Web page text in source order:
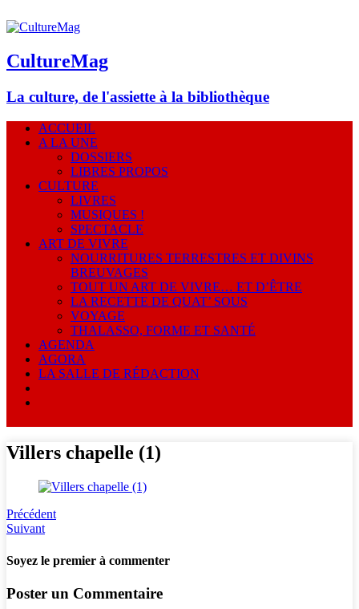
CultureMag
La culture, de l'assiette à la bibliothèque
ACCUEIL
A LA UNE
DOSSIERS
LIBRES PROPOS
CULTURE
LIVRES
MUSIQUES !
SPECTACLE
ART DE VIVRE
NOURRITURES TERRESTRES ET DIVINS
BREUVAGES
TOUT UN ART DE VIVRE… ET D’ÊTRE
LA RECETTE DE QUAT’ SOUS
VOYAGE
THALASSO, FORME ET SANTÉ
AGENDA
AGORA
LA SALLE DE RÉDACTION
Villers chapelle (1)
Précédent
Suivant
Soyez le premier à commenter
Poster un Commentaire